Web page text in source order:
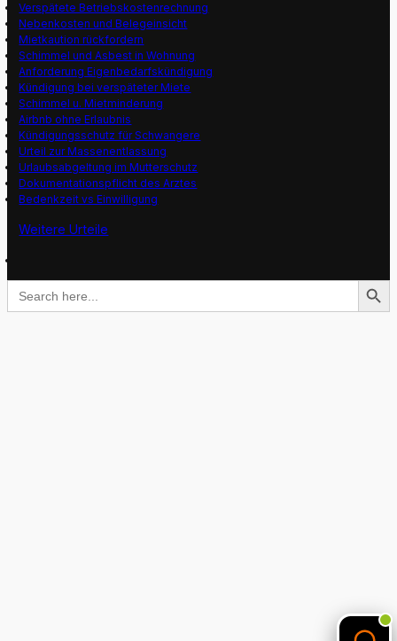
Verspätete Betriebskostenrechnung
Nebenkosten und Belegeinsicht
Mietkaution rückfordern
Schimmel und Asbest in Wohnung
Anforderung Eigenbedarfskündigung
Kündigung bei verspäteter Miete
Schimmel u. Mietminderung
Airbnb ohne Erlaubnis
Kündigungsschutz für Schwangere
Urteil zur Massenentlassung
Urlaubsabgeltung im Mutterschutz
Dokumentationspflicht des Arztes
Bedenkzeit vs Einwilligung
Weitere Urteile
Search
for:
Search Button